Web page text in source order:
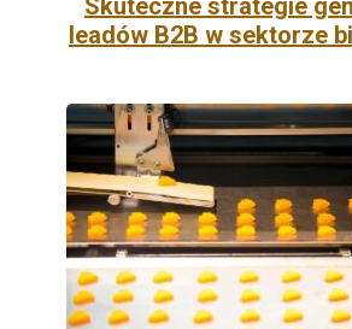
Skuteczne strategie
leadów B2B w sektorze